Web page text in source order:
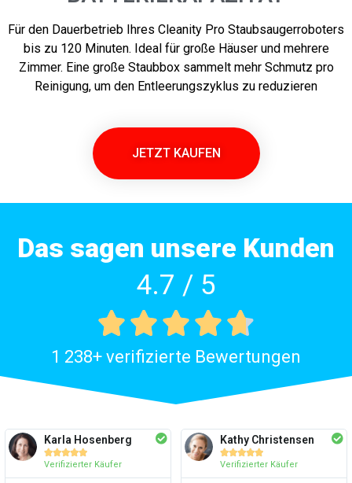
Für den Dauerbetrieb Ihres Cleanity Pro Staubsaugerroboters
bis zu 120 Minuten. Ideal für große Häuser und mehrere
Zimmer. Eine große Staubbox sammelt mehr Schmutz pro
Reinigung, um den Entleerungszyklus zu reduzieren
JETZT KAUFEN
Das sagen unsere Kunden
4.7 / 5

1 238+ verifizierte Bewertungen
Karla Hosenberg

Verifizierter Käufer
Kathy Christensen

Verifizierter Käufer